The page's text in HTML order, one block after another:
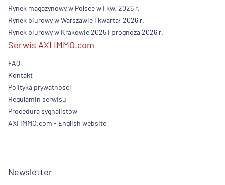
Rynek magazynowy w Polsce w I kw. 2026 r.
Rynek biurowy w Warszawie I kwartał 2026 r.
Rynek biurowy w Krakowie 2025 i prognoza 2026 r.
Serwis AXI IMMO.com
FAQ
Kontakt
Polityka prywatności
Regulamin serwisu
Procedura sygnalistów
AXI IMMO.com - English website
Newsletter